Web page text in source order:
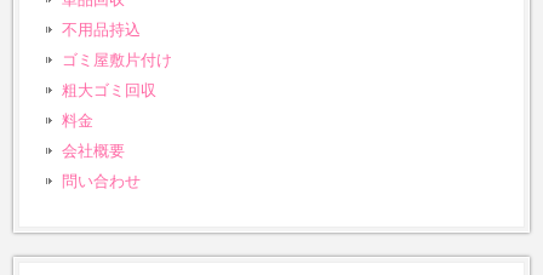
不用品持込
ゴミ屋敷片付け
粗大ゴミ回収
料金
会社概要
問い合わせ